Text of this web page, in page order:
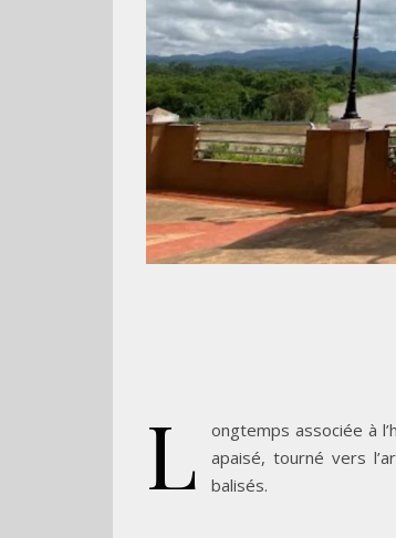
L
ongtemps associée à
apaisé, tourné vers
balisés.